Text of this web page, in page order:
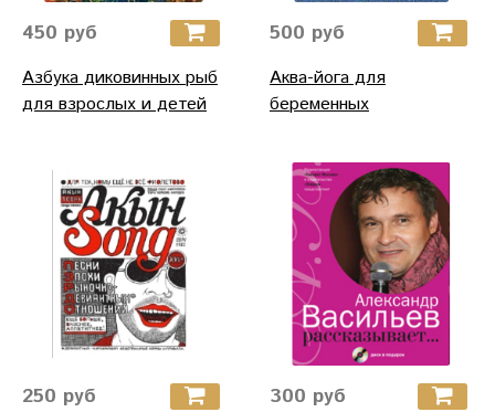
450 руб
Азбука диковинных рыб
для взрослых и детей
500 руб
Аква-йога для
беременных
250 руб 300 руб